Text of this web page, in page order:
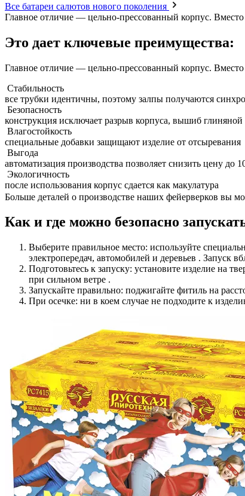
Все батареи салютов нового поколения
Главное отличие — цельно-прессованный корпус.
Это дает ключевые преимущества:
Главное отличие — цельно-прессованный корпус.
Стабильность
все трубки идентичны, поэтому залпы получаются
Безопасность
конструкция исключает разрыв корпуса, вышиб
Влагостойкость
специальные добавки защищают изделие от отсыревания
Выгода
автоматизация производства позволяет снизить цену до
Экологичность
после использования корпус сдается как макулатура
Больше деталей о производстве наших фейерверков вы
Как и где можно безопасно
Выберите правильное место: используйте
электропередач, автомобилей и деревьев . Запуск
Подготовьтесь к запуску: установите изделие на
при сильном ветре .
Запускайте правильно: поджигайте фитиль на
При осечке: ни в коем случае не подходите к